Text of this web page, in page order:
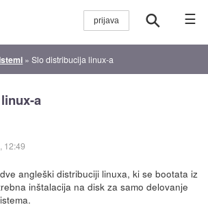
☰
»Slo distribucija linux-a
a
12:49
angleški distribuciji linuxa, ki se bootata iz
inštalacija na disk za samo delovanje